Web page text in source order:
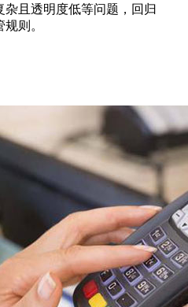
且透明度低等问题，回归
则。